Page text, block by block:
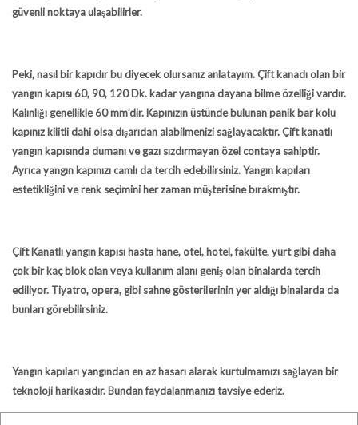
güvenli noktaya ulaşabilirler.
Peki, nasıl bir kapıdır bu diyecek olursanız anlatayım. Çift kanadı olan bir
yangın kapısı 60, 90, 120 Dk. kadar yangına dayana bilme özelliği vardır.
Kalınlığı genellikle 60 mm’dir. Kapınızın üstünde bulunan panik bar kolu
kapınız kilitli dahi olsa dışarıdan alabilmenizi sağlayacaktır. Çift kanatlı
yangın kapısında dumanı ve gazı sızdırmayan özel contaya sahiptir.
Ayrıca yangın kapınızı camlı da tercih edebilirsiniz. Yangın kapıları
estetikliğini ve renk seçimini her zaman müşterisine bırakmıştır.
Çift Kanatlı yangın kapısı hasta hane, otel, hotel, fakülte, yurt gibi daha
çok bir kaç blok olan veya kullanım alanı geniş olan binalarda tercih
ediliyor. Tiyatro, opera, gibi sahne gösterilerinin yer aldığı binalarda da
bunları görebilirsiniz.
Yangın kapıları yangından en az hasarı alarak kurtulmamızı sağlayan bir
teknoloji harikasıdır. Bundan faydalanmanızı tavsiye ederiz.